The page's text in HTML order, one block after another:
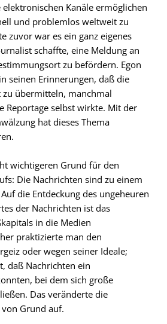
Kanäle ermöglichen
und problemlos weltweit zu
zuvor war es ein ganz eigenes
schaffte, eine Meldung an
zu befördern. Egon
seinen Erinnerungen, daß die
übermitteln, manchmal
Reportage selbst wirkte. Mit der
hat dieses Thema
wichtigeren Grund für den
Die Nachrichten sind zu einem
die Entdeckung des ungeheuren
der Nachrichten ist das
in die Medien
praktizierte man den
oder wegen seiner Ideale;
daß Nachrichten ein
bei dem sich große
Das veränderte die
Grund auf.